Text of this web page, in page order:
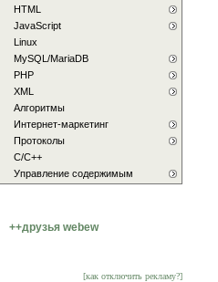
HTML
JavaScript
Linux
MySQL/MariaDB
PHP
XML
Алгоритмы
Интернет-маркетинг
Протоколы
С/C++
Управление содержимым
++друзья webew
[как отключить рекламу?]